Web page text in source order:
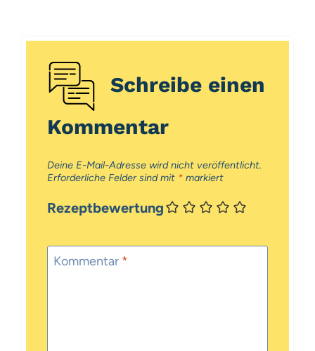
Schreibe einen
Kommentar
Deine E-Mail-Adresse wird nicht veröffentlicht.
Erforderliche Felder sind mit *markiert
Rezeptbewertung
Kommentar *